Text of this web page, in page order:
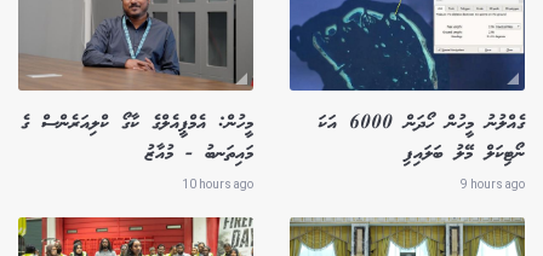
ގެއްލުނު މީހުން ހޯދަން 6000 އަކަ
ނޯޓިކަލް މޭލު ބަލައިފި
9 hours ago
މީހުން: އެމްޕީއެލްގެ ކާގޯ ކްލިއަރެންސް ގެ
މައިތަނބު - މުއާޒު
10 hours ago